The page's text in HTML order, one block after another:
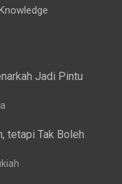
Jadi Pintu
tetapi Tak Boleh